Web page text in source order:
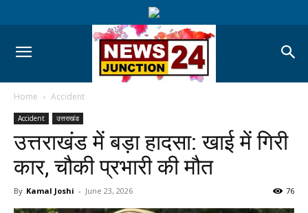
Home Accident
Accident उत्तराखंड
उत्तराखंड में बड़ा हादसा: खाई में गिरी
कार, चौकी प्रभारी की मौत
By Kamal Joshi - June 23, 2026 76